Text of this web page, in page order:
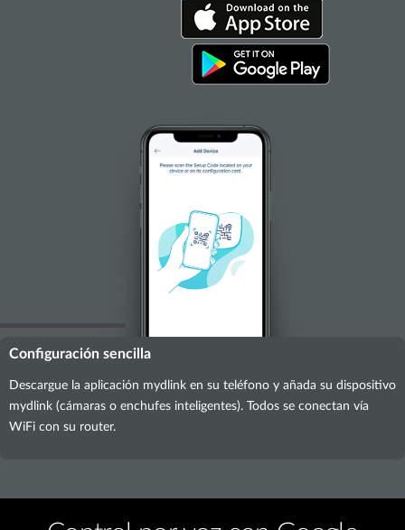
Configuración sencilla
Descargue la aplicación mydlink en su teléfono y añada su dispositivo
mydlink (cámaras o enchufes inteligentes). Todos se conectan vía
WiFi con su router.